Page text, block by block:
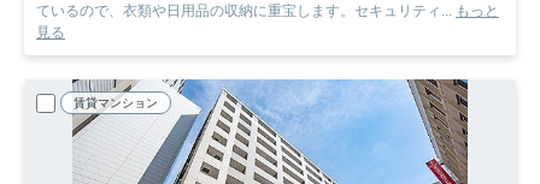
ているので、衣類や日用品の収納に重宝します。セキュリティ...
もっと
見る
賃貸マンション